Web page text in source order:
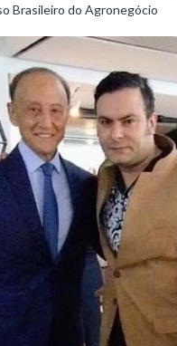
Brasileiro do Agronegócio